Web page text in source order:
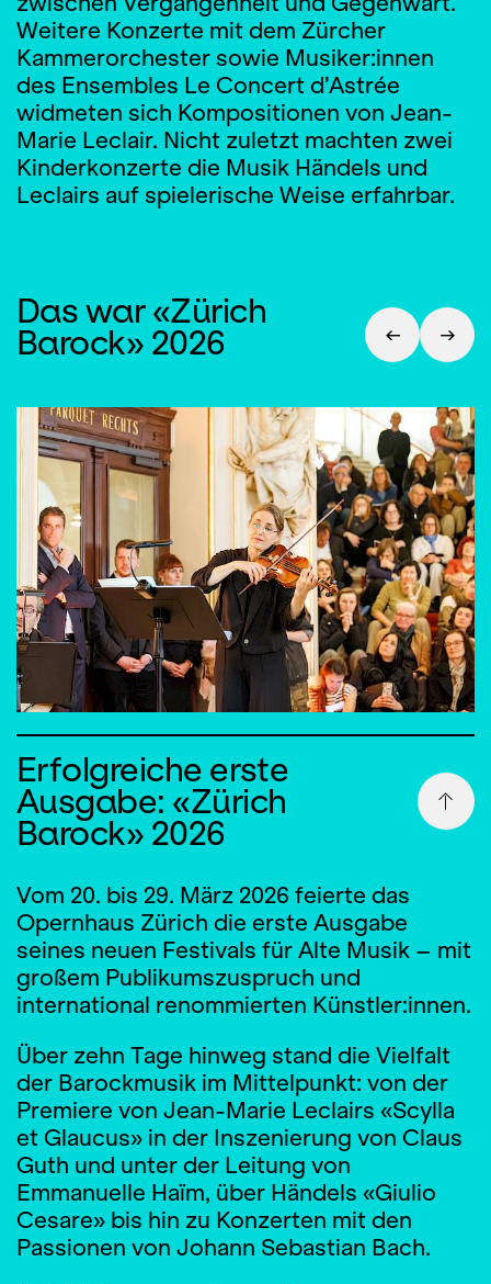
Weitere Konzerte mit dem Zürcher
Kammerorchester sowie Musiker:innen
des Ensembles Le Concert d’Astrée
widmeten sich Kompositionen von Jean-
Marie Leclair. Nicht zuletzt machten zwei
Kinderkonzerte die Musik Händels und
Leclairs auf spielerische Weise erfahrbar.
Das war «Zürich
Barock» 2026
Erfolgreiche erste
Ausgabe: «Zürich
Barock» 2026
Vom 20. bis 29. März 2026 feierte das
Opernhaus Zürich die erste Ausgabe
seines neuen Festivals für Alte Musik – mit
großem Publikumszuspruch und
international renommierten Künstler:innen.
Über zehn Tage hinweg stand die Vielfalt
der Barockmusik im Mittelpunkt: von der
Premiere von Jean-Marie Leclairs «Scylla
et Glaucus» in der Inszenierung von Claus
Guth und unter der Leitung von
Emmanuelle Haïm, über Händels «Giulio
Cesare» bis hin zu Konzerten mit den
Passionen von Johann Sebastian Bach.